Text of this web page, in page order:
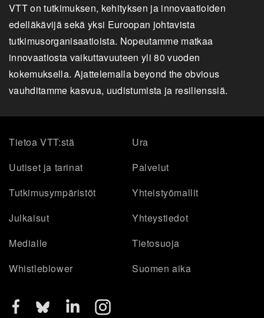
VTT on tutkimuksen, kehityksen ja innovaatioiden
edelläkävijä sekä yksi Euroopan johtavista
tutkimusorganisaatioista. Nopeutamme matkaa
innovaatiosta vaikuttavuuteen yli 80 vuoden
kokemuksella. Ajattelemalla beyond the obvious
vauhditamme kasvua, uudistumista ja resilienssiä.
Tietoa VTT:stä
Ura
Uutiset ja tarinat
Palvelut
Tutkimusympäristöt
Yhteistyömallit
Julkaisut
Yhteystiedot
Medialle
Tietosuoja
Whistleblower
Suomen aika